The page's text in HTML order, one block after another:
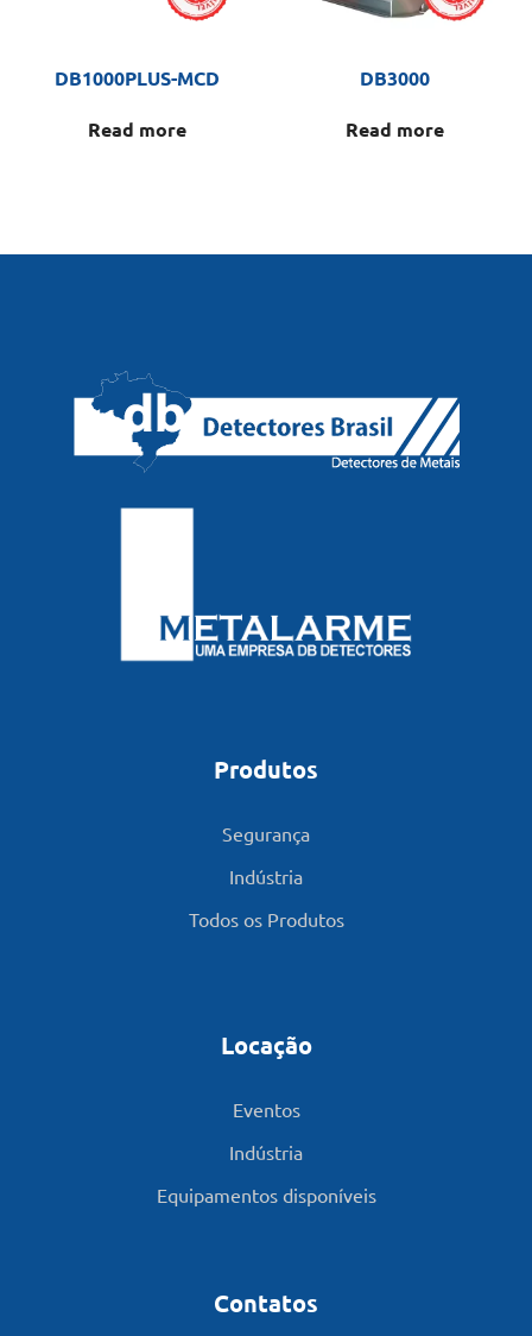
DB1000PLUS-MCD
Read more
DB3000
Read more
Produtos
Segurança
Indústria
Todos os Produtos
Locação
Eventos
Indústria
Equipamentos disponíveis
Contatos